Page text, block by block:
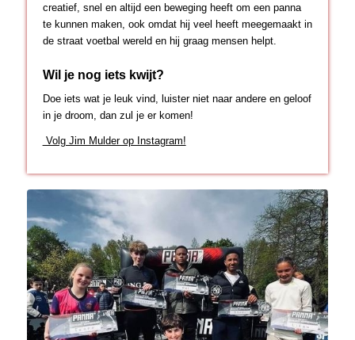
creatief, snel en altijd een beweging heeft om een panna
te kunnen maken, ook omdat hij veel heeft meegemaakt in
de straat voetbal wereld en hij graag mensen helpt.
Wil je nog iets kwijt?
Doe iets wat je leuk vind, luister niet naar andere en geloof
in je droom, dan zul je er komen!
Volg Jim Mulder op Instagram!